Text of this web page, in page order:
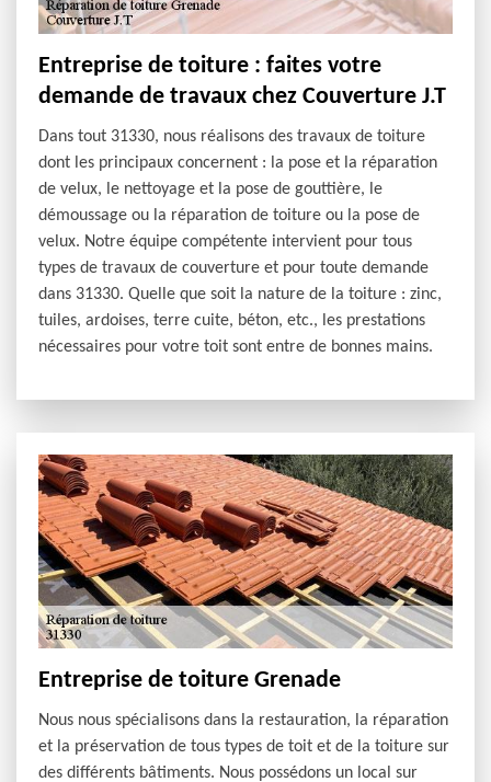
Entreprise de toiture : faites votre
demande de travaux chez Couverture J.T
Dans tout 31330, nous réalisons des travaux de toiture
dont les principaux concernent : la pose et la réparation
de velux, le nettoyage et la pose de gouttière, le
démoussage ou la réparation de toiture ou la pose de
velux. Notre équipe compétente intervient pour tous
types de travaux de couverture et pour toute demande
dans 31330. Quelle que soit la nature de la toiture : zinc,
tuiles, ardoises, terre cuite, béton, etc., les prestations
nécessaires pour votre toit sont entre de bonnes mains.
Entreprise de toiture Grenade
Nous nous spécialisons dans la restauration, la réparation
et la préservation de tous types de toit et de la toiture sur
des différents bâtiments. Nous possédons un local sur